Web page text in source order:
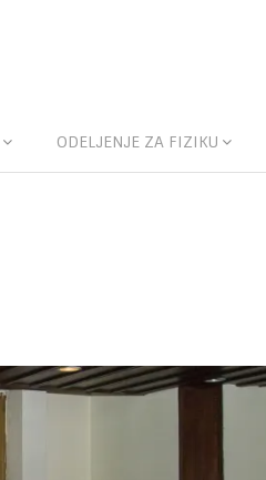
ODELJENJE ZA FIZIKU